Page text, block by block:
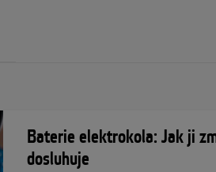
Baterie elektrokola: Jak ji
dosluhuje